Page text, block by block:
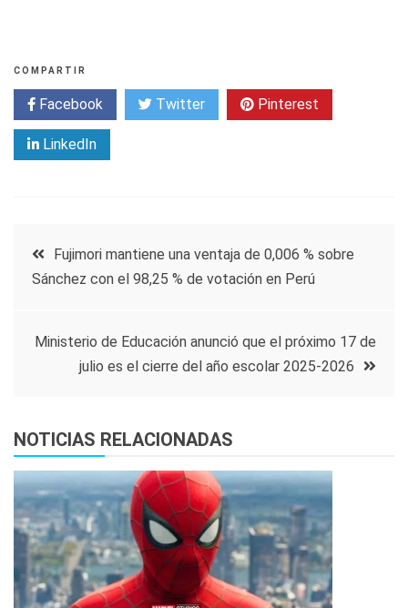
COMPARTIR
Facebook Twitter Pinterest
LinkedIn
Navegación
entradas
Fujimori mantiene una ventaja de 0,006 % sobre
Sánchez con el 98,25 % de votación en Perú
Ministerio de Educación anunció que el próximo 17 de
julio es el cierre del año escolar 2025-2026
NOTICIAS RELACIONADAS